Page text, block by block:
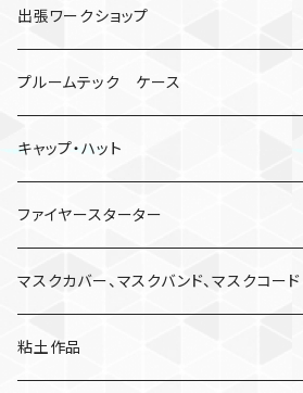
出張ワークショップ
プルームテック ケース
キャップ・ハット
ファイヤースターター
マスクカバー、マスクバンド、マスクコード
粘土作品